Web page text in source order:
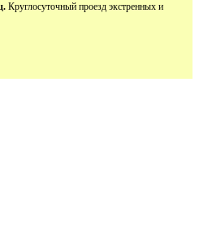
Круглосуточный проезд экстренных и